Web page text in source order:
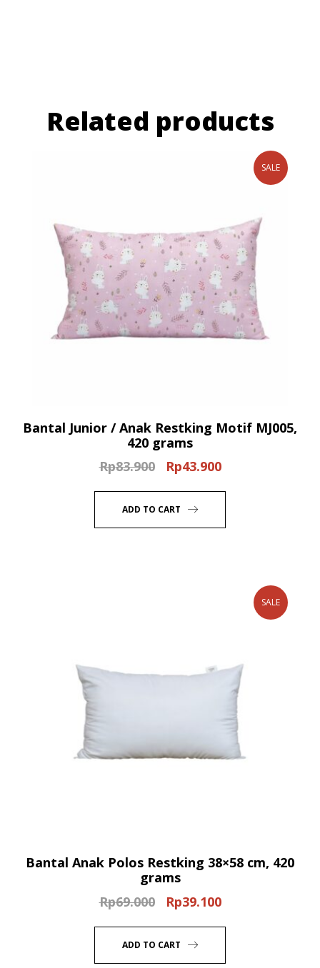
Related products
SALE
Bantal Junior / Anak Restking Motif MJ005,
420 grams
Rp83.900
Original
Rp43.900Current
ADD TO CART
SALE
Bantal Anak Polos Restking 38×58 cm, 420
grams
Rp69.000
Original
Rp39.100Current
ADD TO CART